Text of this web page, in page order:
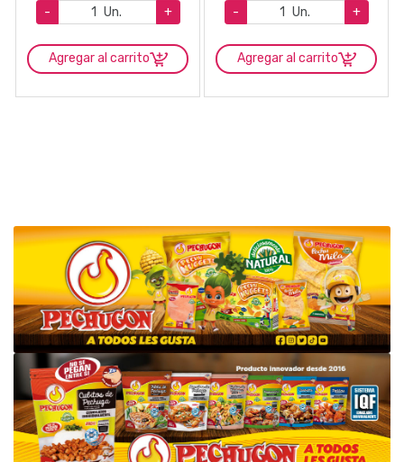
30GR
- Un. +
Agregar al carrito
30GR
- Un. +
Agregar al carrito